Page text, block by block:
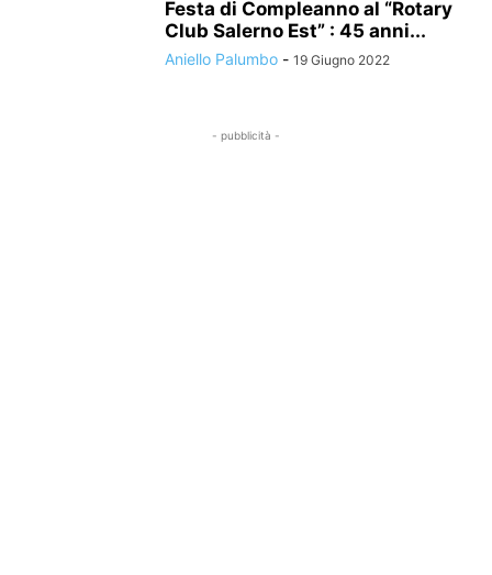
Festa di Compleanno al “Rotary
Club Salerno Est” : 45 anni...
Aniello Palumbo - 19 Giugno 2022
- pubblicità -